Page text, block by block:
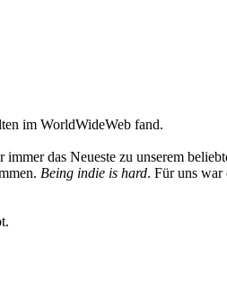
im WorldWideWeb fand.
das Neueste zu unserem
Being indie is hard. Für uns war